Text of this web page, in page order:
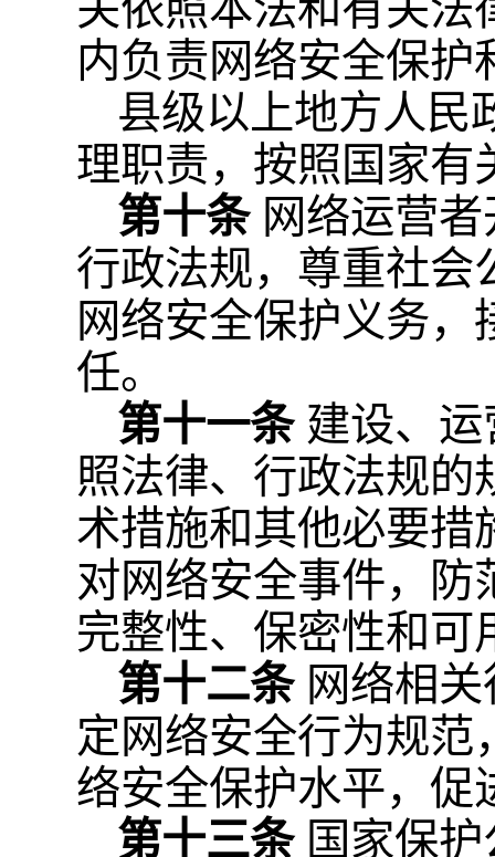
内负责网络安全保护
县级以上地方人民
理职责，按照国家有
第十条 网络运营
行政法规，尊重社会
网络安全保护义务
任。
第十一条 建设、
照法律、行政法规
术措施和其他必要措
对网络安全事件，防
完整性、保密性和可
第十二条 网络相
定网络安全行为规
络安全保护水平，促
第十三条 国家保